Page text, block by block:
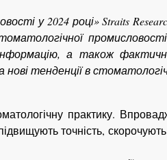
у 2024 році» Straits
а також
тенденції в
практику.
точність,